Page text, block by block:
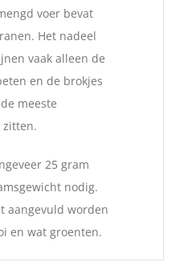
voer bevat
Het nadeel
vaak alleen de
en de brokjes
meeste
zitten.
25 gram
nodig.
aangevuld worden
en wat groenten.